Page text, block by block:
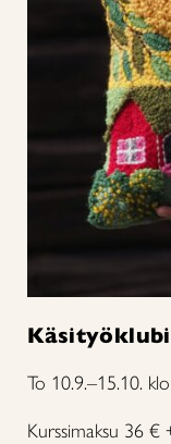
To 10.9.–15.10.
Kurssimaksu 36 €